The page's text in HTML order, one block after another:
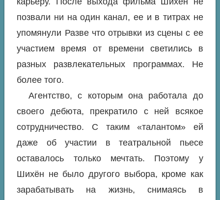
позвали ни на один канал, ее и в титрах не
упомянули Разве что отрывки из сцены с ее
участием время от времени светились в
разных развлекательных программах. Не
более того.
Агентство, с которым она работала до
своего дебюта, прекратило с ней всякое
сотрудничество. С таким «талантом» ей
даже об участии в театральной пьесе
оставалось только мечтать. Поэтому у
Шихён не было другого выбора, кроме как
зарабатывать на жизнь, снимаясь в